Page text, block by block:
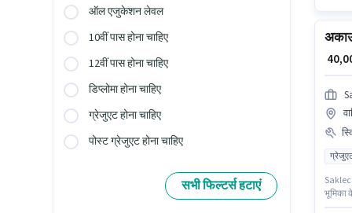
ऑल एजुकेशन लेवल
10वीं पास होना चाहिए
12वीं पास होना चाहिए
डिप्लोमा होना चाहिए
ग्रेजुएट होना चाहिए
पोस्ट ग्रेजुएट होना चाहिए
सभी फिल्टर्स हटाएं
₹
भूमिका